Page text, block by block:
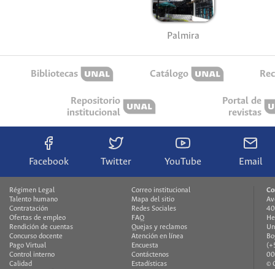
Palmira
Bibliotecas Catálogo
Repositorio
institucional
Portal de
revistas
Facebook Twitter YouTube Email
Régimen Legal
Talento humano
Contratación
Ofertas de empleo
Rendición de cuentas
Concurso docente
Pago Virtual
Control interno
Calidad
Correo institucional
Mapa del sitio
Redes Sociales
FAQ
Quejas y reclamos
Atención en línea
Encuesta
Contáctenos
Estadísticas
©